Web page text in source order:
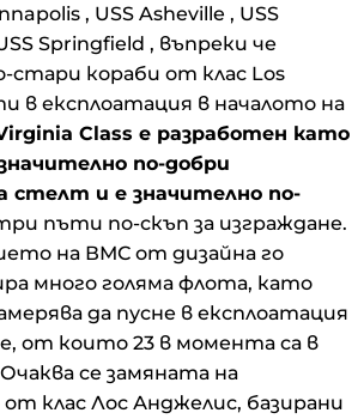
, USS Asheville , USS
Springfield , въпреки че
стари кораби от клас Los
в експлоатация в началото на
Class е разработен като
по-добри
стелт и е значително по-
пъти по-скъп за изграждане.
на ВМС от дизайна го
много голяма флота, като
да пусне в експлоатация
от които 23 в момента са в
се замяната на
клас Лос Анджелис, базирани